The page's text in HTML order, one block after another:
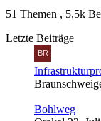
51 Themen , 5,5k
Letzte Beiträge
Bohlweg